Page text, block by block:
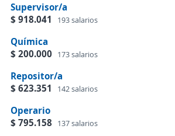
Supervisor/a
$ 918.041
193 salarios
Química
$ 200.000 173 salarios
Repositor/a
$ 623.351
142 salarios
Operario
$ 795.158
137 salarios